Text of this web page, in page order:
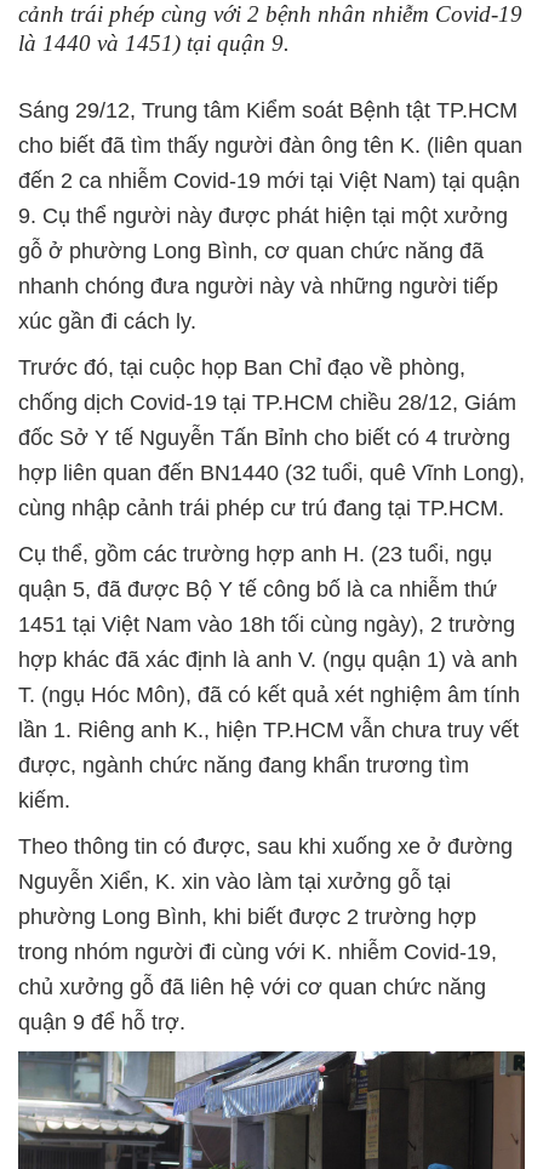
cảnh trái phép cùng với 2 bệnh nhân nhiễm Covid-19
là 1440 và 1451) tại quận 9.
Sáng 29/12, Trung tâm Kiểm soát Bệnh tật TP.HCM
cho biết đã tìm thấy người đàn ông tên K. (liên quan
đến 2 ca nhiễm Covid-19 mới tại Việt Nam) tại quận
9. Cụ thể người này được phát hiện tại một xưởng
gỗ ở phường Long Bình, cơ quan chức năng đã
nhanh chóng đưa người này và những người tiếp
xúc gần đi cách ly.
Trước đó, tại cuộc họp Ban Chỉ đạo về phòng,
chống dịch Covid-19 tại TP.HCM chiều 28/12, Giám
đốc Sở Y tế Nguyễn Tấn Bỉnh cho biết có 4 trường
hợp liên quan đến BN1440 (32 tuổi, quê Vĩnh Long),
cùng nhập cảnh trái phép cư trú đang tại TP.HCM.
Cụ thể, gồm các trường hợp anh H. (23 tuổi, ngụ
quận 5, đã được Bộ Y tế công bố là ca nhiễm thứ
1451 tại Việt Nam vào 18h tối cùng ngày), 2 trường
hợp khác đã xác định là anh V. (ngụ quận 1) và anh
T. (ngụ Hóc Môn), đã có kết quả xét nghiệm âm tính
lần 1. Riêng anh K., hiện TP.HCM vẫn chưa truy vết
được, ngành chức năng đang khẩn trương tìm
kiếm.
Theo thông tin có được, sau khi xuống xe ở đường
Nguyễn Xiển, K. xin vào làm tại xưởng gỗ tại
phường Long Bình, khi biết được 2 trường hợp
trong nhóm người đi cùng với K. nhiễm Covid-19,
chủ xưởng gỗ đã liên hệ với cơ quan chức năng
quận 9 để hỗ trợ.